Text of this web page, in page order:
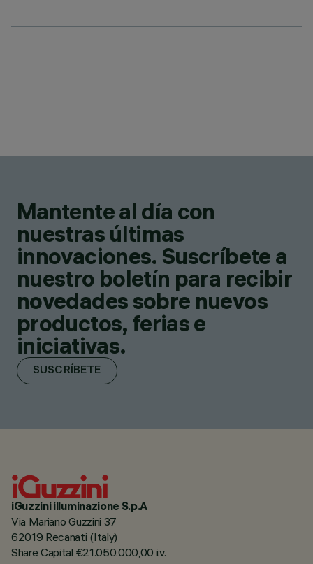
Mantente al día con
nuestras últimas
innovaciones. Suscríbete a
nuestro boletín para recibir
novedades sobre nuevos
productos, ferias e
iniciativas.
SUSCRÍBETE
iGuzzini illuminazione S.p.A
Via Mariano Guzzini 37
62019 Recanati (Italy)
Share Capital €21.050.000,00 i.v.